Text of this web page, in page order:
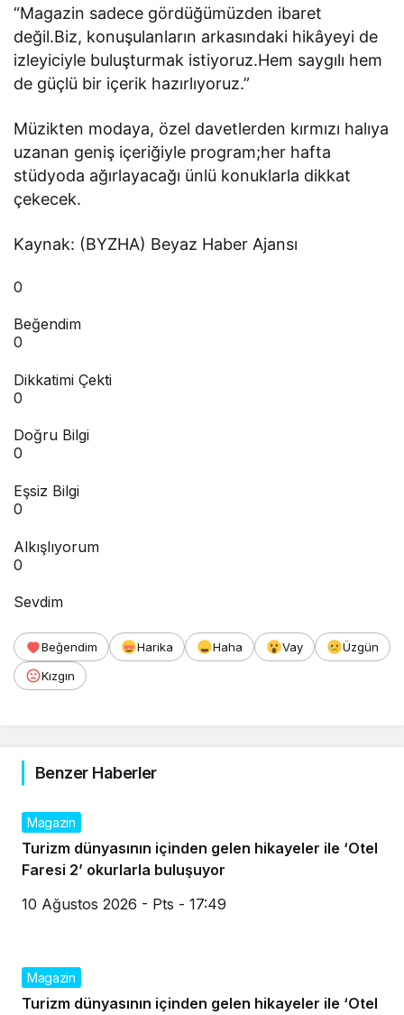
“Magazin sadece gördüğümüzden ibaret
değil.Biz, konuşulanların arkasındaki hikâyeyi de
izleyiciyle buluşturmak istiyoruz.Hem saygılı hem
de güçlü bir içerik hazırlıyoruz.”
Müzikten modaya, özel davetlerden kırmızı halıya
uzanan geniş içeriğiyle program;her hafta
stüdyoda ağırlayacağı ünlü konuklarla dikkat
çekecek.
Kaynak: (BYZHA) Beyaz Haber Ajansı
0
Beğendim
0
Dikkatimi Çekti
0
Doğru Bilgi
0
Eşsiz Bilgi
0
Alkışlıyorum
0
Sevdim
Beğendim Harika Haha Vay
Üzgün
Kızgın
Benzer Haberler
Magazin
Turizm dünyasının içinden gelen hikayeler ile ‘Otel
Faresi 2’ okurlarla buluşuyor
10 Ağustos 2026 - Pts - 17:49
Magazin
Turizm dünyasının içinden gelen hikayeler ile ‘Otel